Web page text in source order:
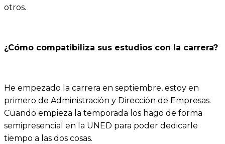
otros.
¿Cómo compatibiliza sus estudios con la carrera?
He empezado la carrera en septiembre, estoy en
primero de Administración y Dirección de Empresas.
Cuando empieza la temporada los hago de forma
semipresencial en la UNED para poder dedicarle
tiempo a las dos cosas.